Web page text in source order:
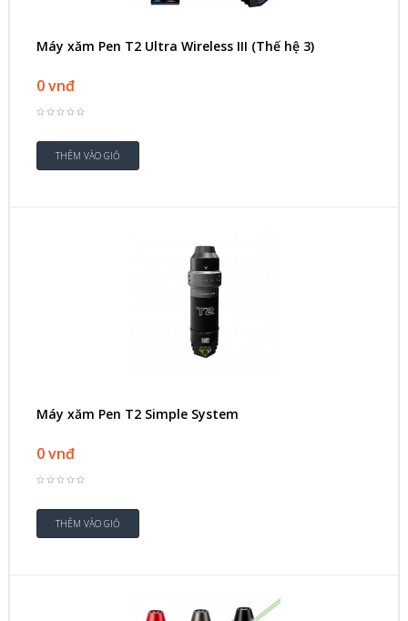
Máy xăm Pen T2 Ultra Wireless III (Thế hệ 3)
0 vnđ
Máy xăm Pen T2 Simple System
0 vnđ